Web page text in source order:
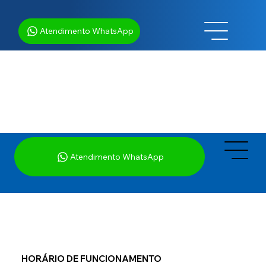
Atendimento WhatsApp
Atendimento WhatsApp
HORÁRIO DE FUNCIONAMENTO